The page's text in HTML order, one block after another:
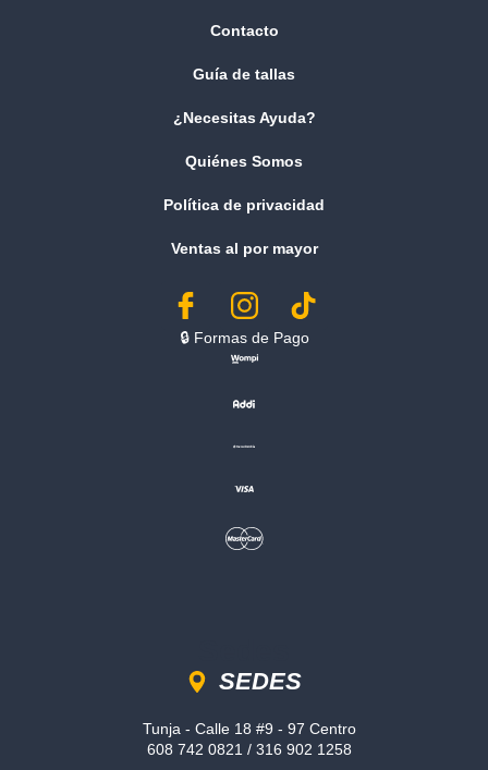
Contacto
Guía de tallas
¿Necesitas Ayuda?
Quiénes Somos
Política de privacidad
Ventas al por mayor
🔒︎ Formas de Pago
SEDES
Tunja - Calle 18 #9 - 97 Centro
608 742 0821 / 316 902 1258